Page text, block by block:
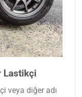
Lastikçi
veya diğer adı